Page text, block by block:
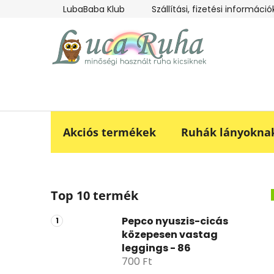
tartalomhoz
LubaBaba Klub Szállítási, fizetési
Akciós termékek Ruhák
l
d
a
Top 10 termék
Pepco nyuszis-cicás
közepesen vastag
leggings - 86
700 Ft